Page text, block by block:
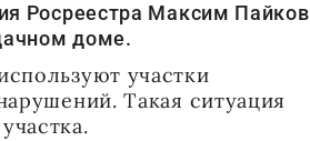
Росреестра Максим Пайков
доме.
участки
Такая ситуация